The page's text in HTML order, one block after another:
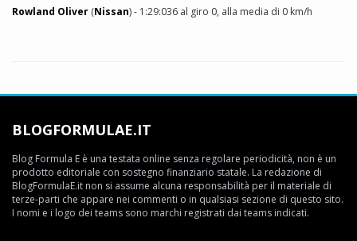
Rowland Oliver (Nissan) - 1:29:036 al giro 0, alla media di 0 km/h
BLOGFORMULAE.IT
Blog Formula E è una testata online senza regolare periodicità, non è un
prodotto editoriale con sostegno finanziario statale. La redazione di
BlogFormulaE.it non si assume alcuna responsabilità per il materiale di
terze-parti che appare nei commenti o in qualsiasi sezione di questo sito.
I nomi e i logo dei teams sono marchi registrati dai teams indicati.